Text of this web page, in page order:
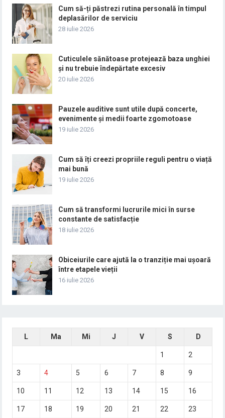
Cum să-ți păstrezi rutina personală în timpul
deplasărilor de serviciu
28 iulie 2026
Cuticulele sănătoase protejează baza unghiei
și nu trebuie îndepărtate excesiv
20 iulie 2026
Pauzele auditive sunt utile după concerte,
evenimente și medii foarte zgomotoase
19 iulie 2026
Cum să îți creezi propriile reguli pentru o viață
mai bună
19 iulie 2026
Cum să transformi lucrurile mici în surse
constante de satisfacție
18 iulie 2026
Obiceiurile care ajută la o tranziție mai ușoară
între etapele vieții
16 iulie 2026
L Ma Mi J V S D
1 2
3 4 5 6 7 8 9
10 11 12 13 14 15 16
17 18 19 20 21 22 23